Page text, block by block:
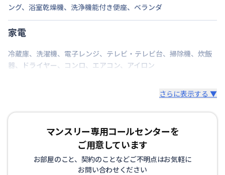
長（再契約）の希望に添えない場合がございます。
ング、 浴室乾燥機、 洗浄機能付き便座、 ベランダ
家電
冷蔵庫、 洗濯機、 電子レンジ、 テレビ・テレビ台、 掃除機、 炊飯
器、 ドライヤー、 コンロ、 エアコン、 アイロン
さらに表示する ▼
マンスリー専用コールセンターを
ご用意しています
お部屋のこと、契約のことなどご不明点はお気軽に
お問い合わせください